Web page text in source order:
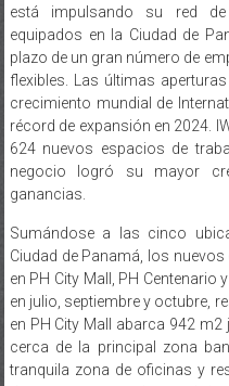
equipados en la Ciudad de
plazo de un gran número de
flexibles. Las últimas
crecimiento mundial de
récord de expansión en 2024.
624 nuevos espacios de
negocio logró su mayor
ganancias.
Ciudad de Panamá, los
en PH City Mall, PH Centenario
en julio, septiembre y octubre,
en PH City Mall abarca 942
cerca de la principal zona
tranquila zona de oficinas y
de transporte con el resto de la